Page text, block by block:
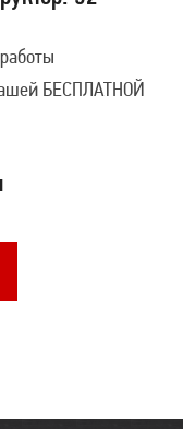
БЕСПЛАТНОЙ